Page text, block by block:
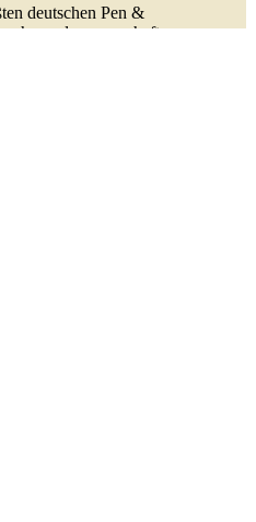
deutschen Pen &
des namenhaften